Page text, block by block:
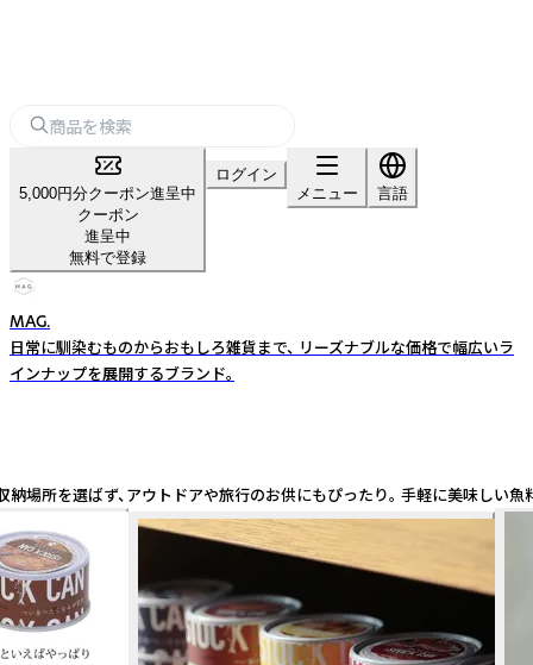
5,000円分クーポン進呈中
クーポン
進呈中
無料で登録
ログイン
メニュー
言語
MAG.
日常に馴染むものからおもしろ雑貨まで、 リーズナブルな価格で幅広いラ
インナップを展開するブランド。
を選ばず、アウトドアや旅行のお供にもぴったり。 手軽に美味し